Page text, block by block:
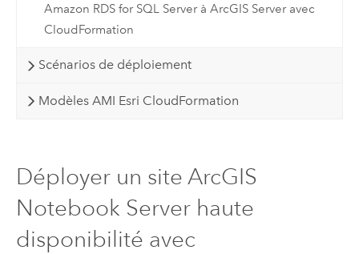
Amazon RDS for SQL Server à ArcGIS Server avec
CloudFormation
Scénarios de déploiement
Modèles AMI Esri CloudFormation
Déployer un site ArcGIS
Notebook Server haute
disponibilité avec